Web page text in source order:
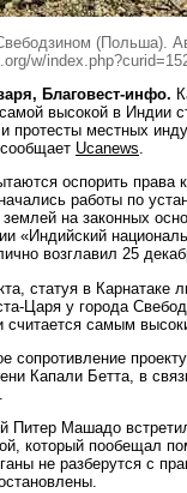
(Польша).
w/
Благовест-инфо.
высокой в Индии
протесты местных
Ucanews
оспорить
работы по
на законных
«Индийский
возглавил 25
статуя в Карнатаке
Царя у города
считается самым
сопротивление
Капали Бетта, в
Питер Машадо
который пообещал
не разберутся с